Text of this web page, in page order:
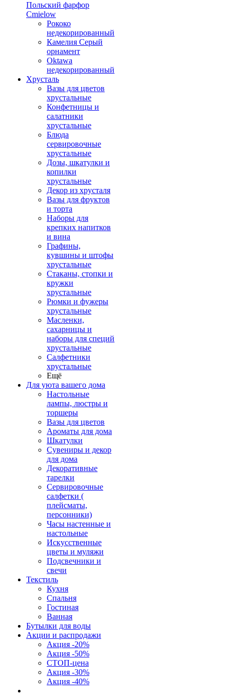
Польский фарфор
Сmielow
Рококо
недекорированный
Камелия Серый
орнамент
Oktawa
недекорированный
Хрусталь
Вазы для цветов
хрустальные
Конфетницы и
салатники
хрустальные
Блюда
сервировочные
хрустальные
Дозы, шкатулки и
копилки
хрустальные
Декор из хрусталя
Вазы для фруктов
и торта
Наборы для
крепких напитков
и вина
Графины,
кувшины и штофы
хрустальные
Стаканы, стопки и
кружки
хрустальные
Рюмки и фужеры
хрустальные
Масленки,
сахарницы и
наборы для специй
хрустальные
Салфетники
хрустальные
Ещё
Для уюта вашего дома
Настольные
лампы, люстры и
торшеры
Вазы для цветов
Ароматы для дома
Шкатулки
Сувениры и декор
для дома
Декоративные
тарелки
Сервировочные
салфетки (
плейсматы,
персонники)
Часы настенные и
настольные
Искусственные
цветы и муляжи
Подсвечники и
свечи
Текстиль
Кухня
Спальня
Гостиная
Ванная
Бутылки для воды
Акции и распродажи
Акция -20%
Акция -50%
СТОП-цена
Акция -30%
Акция -40%